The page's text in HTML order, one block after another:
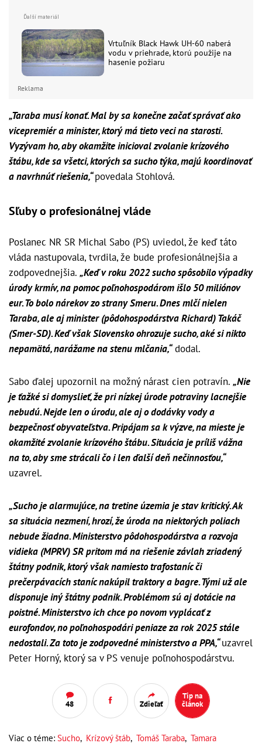
Vrtuľník Black Hawk UH-60 naberá
vodu v priehrade, ktorú použije na
hasenie požiaru
Reklama
„Taraba musí konať. Mal by sa konečne začať správať ako
vicepremiér a minister, ktorý má tieto veci na starosti.
Vyzývam ho, aby okamžite inicioval zvolanie krízového
štábu, kde sa všetci, ktorých sa sucho týka, majú koordinovať
a navrhnúť riešenia,“povedala Stohlová.
Sľuby o profesionálnej vláde
Poslanec NR SR Michal Sabo (PS) uviedol, že keď táto
vláda nastupovala, tvrdila, že bude profesionálnejšia a
zodpovednejšia. „Keď v roku 2022 sucho spôsobilo výpadky
úrody krmív, na pomoc poľnohospodárom išlo 50 miliónov
eur. To bolo nárekov zo strany Smeru. Dnes mlčí nielen
Taraba, ale aj minister (pôdohospodárstva Richard) Takáč
(Smer-SD). Keď však Slovensko ohrozuje sucho, aké si nikto
nepamätá, narážame na stenu mlčania,“dodal.
Sabo ďalej upozornil na možný nárast cien potravín. „Nie
je ťažké si domyslieť, že pri nízkej úrode potraviny lacnejšie
nebudú. Nejde len o úrodu, ale aj o dodávky vody a
bezpečnosť obyvateľstva. Pripájam sa k výzve, na mieste je
okamžité zvolanie krízového štábu. Situácia je príliš vážna
na to, aby sme strácali čo i len ďalší deň nečinnosťou,“
uzavrel.
„Sucho je alarmujúce, na tretine územia je stav kritický. Ak
sa situácia nezmení, hrozí, že úroda na niektorých poliach
nebude žiadna. Ministerstvo pôdohospodárstva a rozvoja
vidieka (MPRV) SR pritom má na riešenie závlah zriadený
štátny podnik, ktorý však namiesto trafostaníc či
prečerpávacích staníc nakúpil traktory a bagre. Tými už ale
disponuje iný štátny podnik. Problémom sú aj dotácie na
poistné. Ministerstvo ich chce po novom vyplácať z
eurofondov, no poľnohospodári peniaze za rok 2025 stále
nedostali. Za toto je zodpovedné ministerstvo a PPA,“uzavrel
Peter Horný, ktorý sa v PS venuje poľnohospodárstvu.
48 Zdieľať
Tip na
článok
Viac o téme: Sucho, Krízový štáb, Tomáš Taraba, Tamara